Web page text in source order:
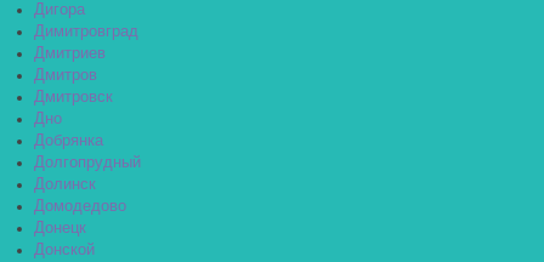
Дигора
Димитровград
Дмитриев
Дмитров
Дмитровск
Дно
Добрянка
Долгопрудный
Долинск
Домодедово
Донецк
Донской